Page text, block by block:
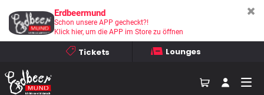
Tickets Lounges
Erdbeermund
Schon unsere APP gecheckt?!
Klick hier, um die APP im Store zu öffnen